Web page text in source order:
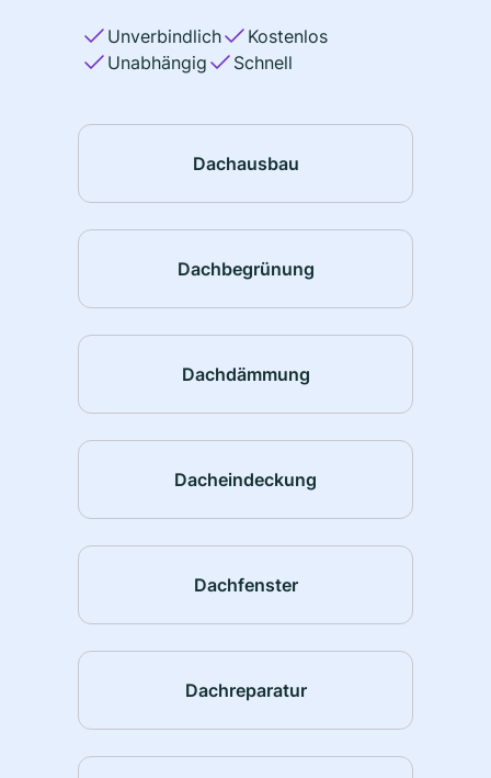
Unverbindlich
Kostenlos
Unabhängig
Schnell
Dachausbau
Dachbegrünung
Dachdämmung
Dacheindeckung
Dachfenster
Dachreparatur